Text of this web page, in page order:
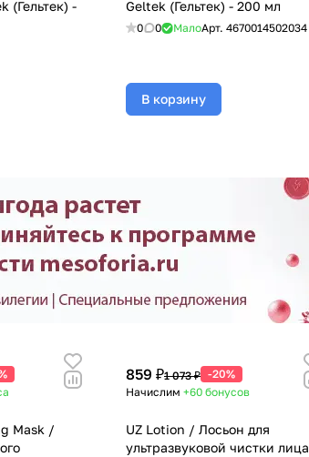
(Гельтек) -
Geltek (Гельтек) - 200 мл
0 0 МалоАрт. 4670014502034
В корзину
Mask /
859 ₽1 073 ₽ -20%
Начислим +60 бонусов
UZ Lotion / Лосьон для
ультразвуковой чистки лица